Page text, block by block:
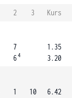
2 3
Kurs
7
64
1.35
3.20
1
10
6.42